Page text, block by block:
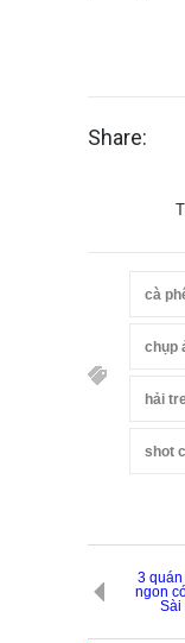
Share:
cà
chụp
hải
shot
3
ngon
Sài